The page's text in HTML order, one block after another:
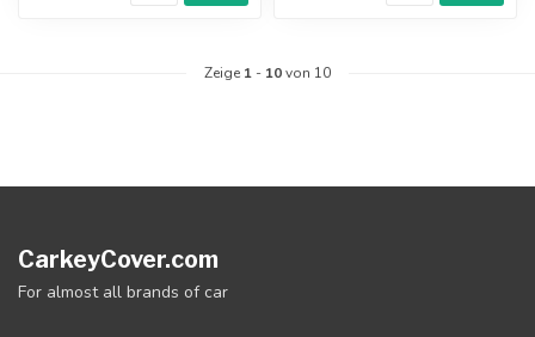
Zeige 1 - 10von 10
CarkeyCover.com
For almost all brands of car